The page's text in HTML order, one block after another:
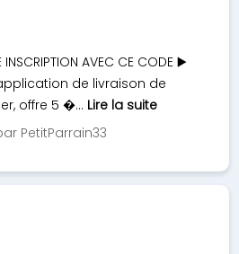
INSCRIPTION AVEC CE CODE ▶️
de livraison de
offre 5 �... Lire la suite
PetitParrain33